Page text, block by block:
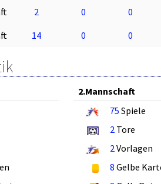
2 0 0
14 0 0
2.Mannschaft
75 Spiele
2Tore
2Vorlagen
8 Gelbe